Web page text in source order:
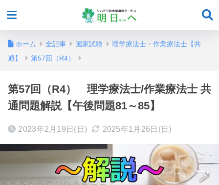
ホーム 全記事 国家試験
理学療法士・作業療法士【共
通】
第57回（R4）
第57回（R4） 理学療法士/作業療法士 共
通問題解説【午後問題81～85】
2023年2月19日(日) 2025年1月26日(日)